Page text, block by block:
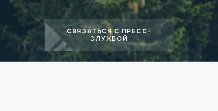
СВЯЗАТЬСЯ С ПРЕСС-
СЛУЖБОЙ